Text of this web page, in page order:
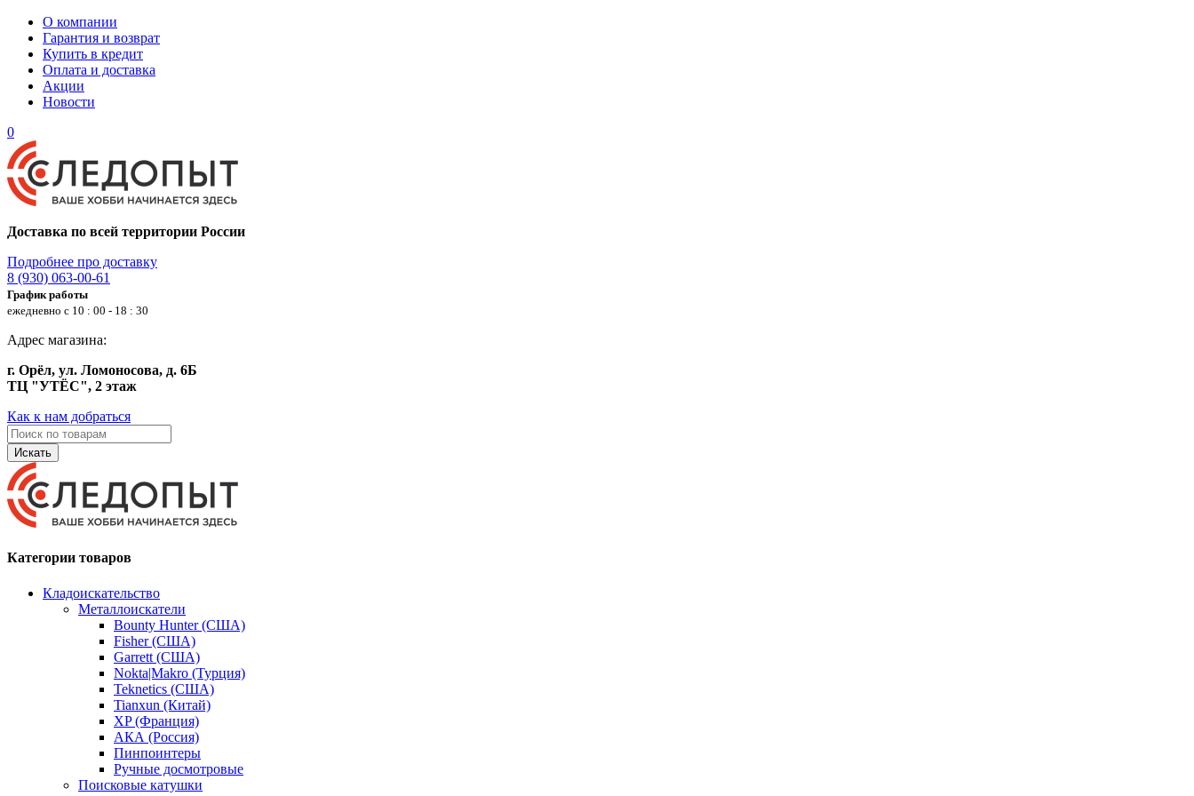
О компании
Гарантия и возврат
Купить в кредит
Оплата и доставка
Акции
Новости
0
Доставка по всей территории России
Подробнее про доставку
8 (930) 063-00-61
График работы
ежедневно с 10 : 00 - 18 : 30
Адрес магазина:
г. Орёл, ул. Ломоносова, д. 6Б
ТЦ "УТЁС", 2 этаж
Как к нам добраться
Искать
Категории товаров
Кладоискательство
Металлоискатели
Bounty Hunter (США)
Fisher (США)
Garrett (США)
Nokta|Makro (Турция)
Teknetics (США)
Tianxun (Китай)
XP (Франция)
АКА (Россия)
Пинпоинтеры
Ручные досмотровые
Поисковые катушки